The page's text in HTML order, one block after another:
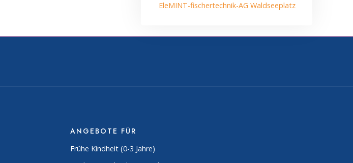
EleMINT-fischertechnik-AG Waldseeplatz
ANGEBOTE FÜR
Frühe Kindheit (0-3 Jahre)